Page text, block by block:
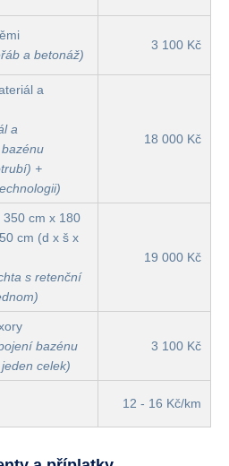
a betonáž)
3 100 Kč
a
a
+
18 000 Kč
350 cm x 180
cm (d x š x
s retenční
19 000 Kč
bazénu
celek)
3 100 Kč
12 - 16 Kč/km